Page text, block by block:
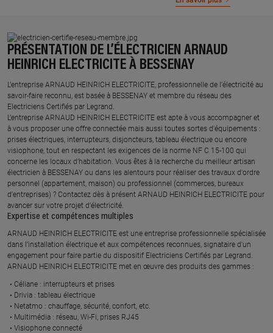
PRÉSENTATION DE L’ÉLECTRICIEN ARNAUD
HEINRICH ELECTRICITE À BESSENAY
L’entreprise ARNAUD HEINRICH ELECTRICITE, professionnelle de l’électricité au
savoir-faire reconnu, est basée à BESSENAY et membre du réseau des
Electriciens Certifiés par Legrand.​
L’entreprise ARNAUD HEINRICH ELECTRICITE est apte à vous accompagner et
à vous proposer une offre connectée mais aussi toutes sortes d'équipements :
prises électriques, interrupteurs, disjoncteurs, tableau électrique ou encore
visiophone, tout en respectant les exigences de la norme NF C 15-100 qui
concerne les locaux d’habitation. Vous êtes à la recherche du meilleur artisan
électricien à BESSENAY ou dans les alentours pour réaliser des travaux d'ordre
personnel (appartement, maison) ou professionnel (commerces, bureaux
d'entreprises) ? Contactez dès à présent ARNAUD HEINRICH ELECTRICITE pour
avancer sur votre projet d’électricité.
Expertise et compétences multiples​
​ARNAUD HEINRICH ELECTRICITE est une entreprise professionnelle spécialisée
dans l’installation électrique et aux compétences reconnues, ​signataire d'un
engagement pour faire partie du dispositif Electriciens Certifiés par Legrand​.
ARNAUD HEINRICH ELECTRICITE met en œuvre des produits des gammes : ​
Céliane : interrupteurs et prises ​
Drivia : tableau électrique ​
Netatmo : chauffage, sécurité, confort, etc.​
Multimédia : réseau, Wi-Fi, prises RJ45​
Visiophone connecté​